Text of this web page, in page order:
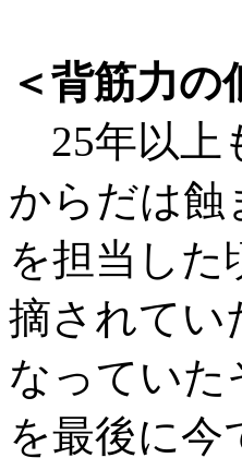
＜背筋力の
25年以上
からだは蝕
を担当し
摘されてい
なっていた
を最後に